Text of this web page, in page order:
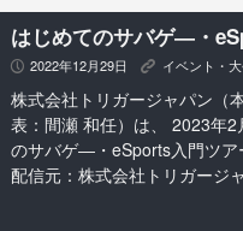
はじめてのサバゲ―・
P 2022年12月29日 K イベント・
株式会社トリガージャパン（
表：間瀬 和任）は、 2023年
のサバゲ―・eSports入門ツア
配信元：株式会社トリガー